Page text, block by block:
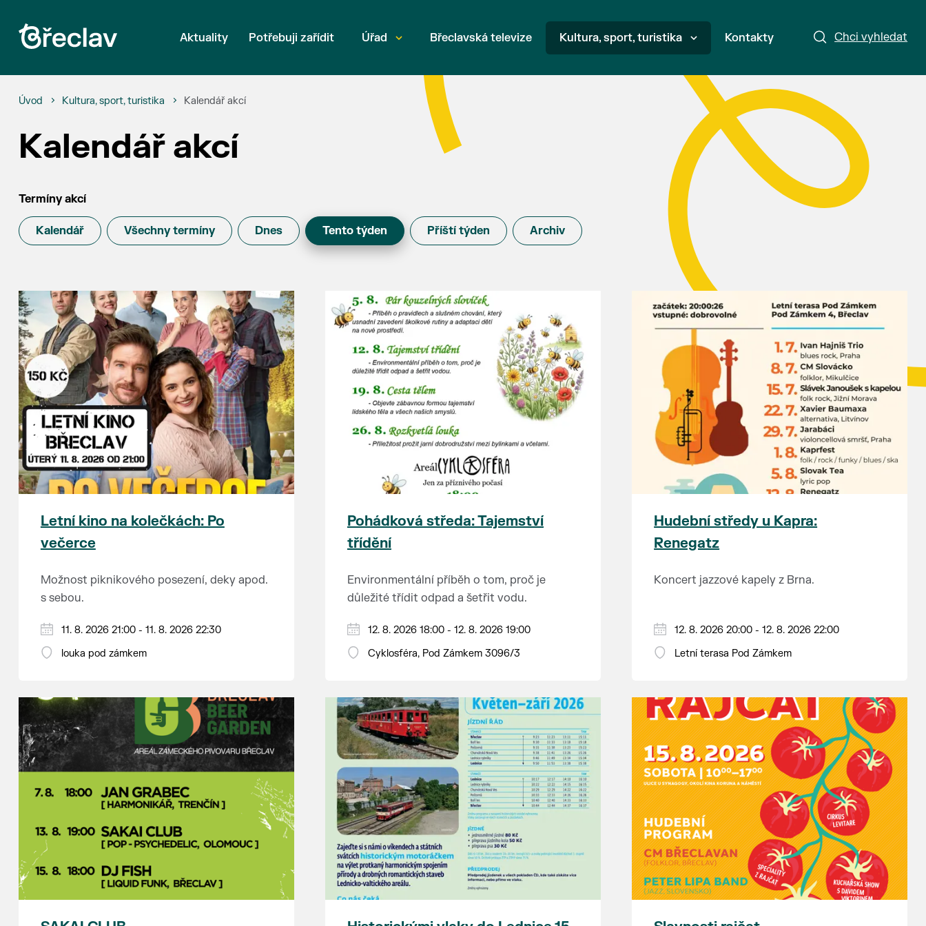
Chci vyhledat
Aktuality Potřebuji zařídit Úřad Břeclavská televize Kultura, sport, turistika Kontakty
Úvod Kultura, sport, turistika Kalendář akcí
Kalendář akcí
Termíny akcí
Kalendář Všechny termíny Dnes Tento týden Příští týden Archiv
Letní kino na kolečkách: Po
večerce
Možnost piknikového posezení, deky apod.
s sebou.
V případě nepřízně počasí se promítání ruší.
Kino otevřeno hodinu před promítáním,
11. 8. 2026 21:00 - 11. 8. 2026 22:30
louka pod zámkem
Pohádková středa: Tajemství
třídění
Environmentální příběh o tom, proč je
důležité třídit odpad a šetřit vodu.
Hraje se jen za příznivého počasí.
Vstupné dobrovolné.
12. 8. 2026 18:00 - 12. 8. 2026 19:00
Cyklosféra, Pod Zámkem 3096/3
Hudební středy u Kapra:
Renegatz
Koncert jazzové kapely z Brna.
12. 8. 2026 20:00 - 12. 8. 2026 22:00
Letní terasa Pod Zámkem